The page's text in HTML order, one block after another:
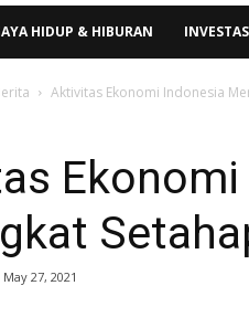
HIDUP & HIBURAN
Aktivitas Ekonomi Indonesia
May 27, 2021